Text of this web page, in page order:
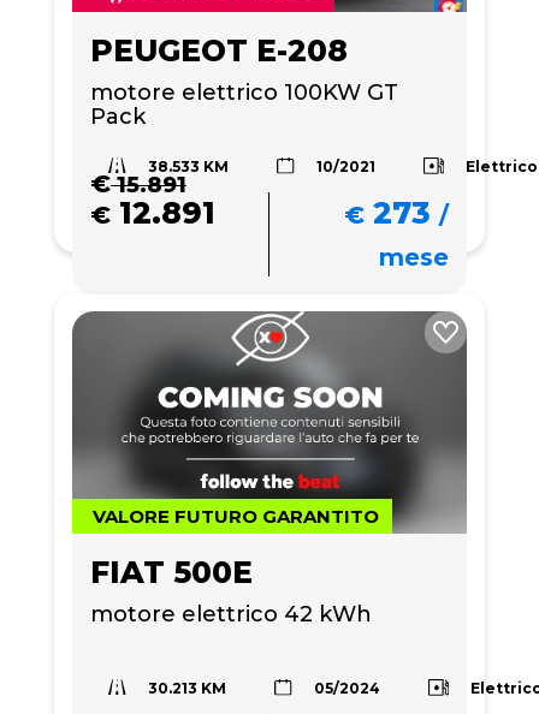
PEUGEOT E-208
motore elettrico 100KW GT
Pack
38.533 KM 10/2021 Elettrico
€15.891
€ 12.891 € 273 /
mese
VALORE FUTURO GARANTITO
FIAT 500E
motore elettrico 42 kWh
30.213 KM 05/2024